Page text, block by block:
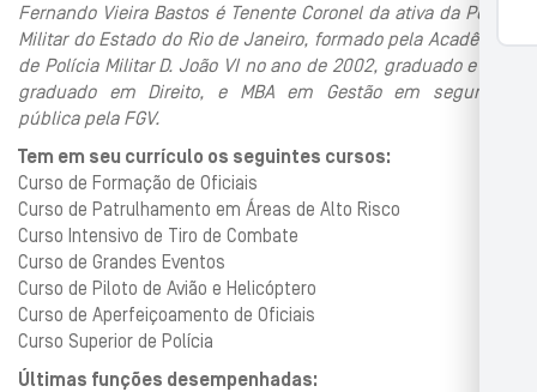
Fernando Vieira Bastos é Tenente Coronel da ativa da Polícia
Militar do Estado do Rio de Janeiro, formado pela Acadêmica
de Polícia Militar D. João VI no ano de 2002, graduado e pós-
graduado em Direito, e MBA em Gestão em segurança
pública pela FGV.
Tem em seu currículo os seguintes cursos:
Curso de Formação de Oficiais
Curso de Patrulhamento em Áreas de Alto Risco
Curso Intensivo de Tiro de Combate
Curso de Grandes Eventos
Curso de Piloto de Avião e Helicóptero
Curso de Aperfeiçoamento de Oficiais
Curso Superior de Polícia
Últimas funções desempenhadas: